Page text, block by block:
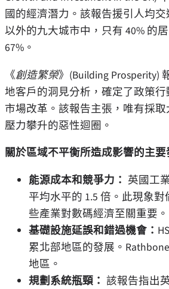
國的經濟潛力。該報告援引人均
以外的九大城市中，只有 40% 的
67%。
《創造繁榮》(Building Prosperity)
地客戶的洞見分析，確定了政策
市場改革。該報告主張，唯有採
壓力攀升的惡性迴圈。
關於區域不平衡所造成影響的主要
能源成本和競爭力： 英國工
平均水平的 1.5 倍。此現象
些產業對數碼經濟至關重要。
基礎設施延誤和錯過機會：
累北部地區的發展。
地區。
規劃系統瓶頸： 該報告指出